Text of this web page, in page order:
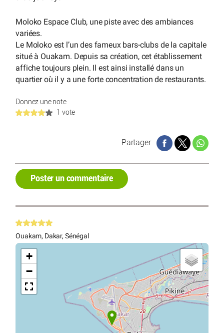
Moloko Espace Club, une piste avec des ambiances
variées.
Le Moloko est l’un des fameux bars-clubs de la capitale
situé à Ouakam. Depuis sa création, cet établissement
affiche toujours plein. Il est ainsi installé dans un
quartier où il y a une forte concentration de restaurants.
Donnez une note
1 vote
Partager
Poster un commentaire
Ouakam, Dakar, Sénégal
+
−